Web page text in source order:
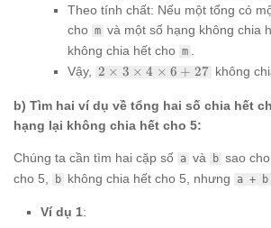
Theo tính chất: Nếu một tổng có
cho m và một số hạng không chia
không chia hết cho m
Vậy,
2
3
\times
4
6 + 27
2 × 3 × 4 × 6 + 27 không
b) Tìm hai ví dụ về tổng hai số chia hết
hạng lại không chia hết cho 5:
Chúng ta cần tìm hai cặp số a và b sao cho
cho 5,
b không chia hết cho 5, nhưng a + b
Ví dụ 1: